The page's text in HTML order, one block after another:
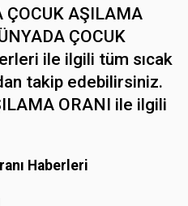
ÇOCUK AŞILAMA
ÇOCUK
ile ilgili tüm sıcak
takip edebilirsiniz.
ORANI ile ilgili
Haberleri